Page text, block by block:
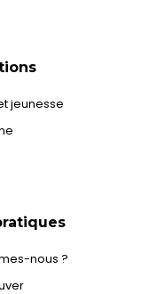
jeunesse
nous ?